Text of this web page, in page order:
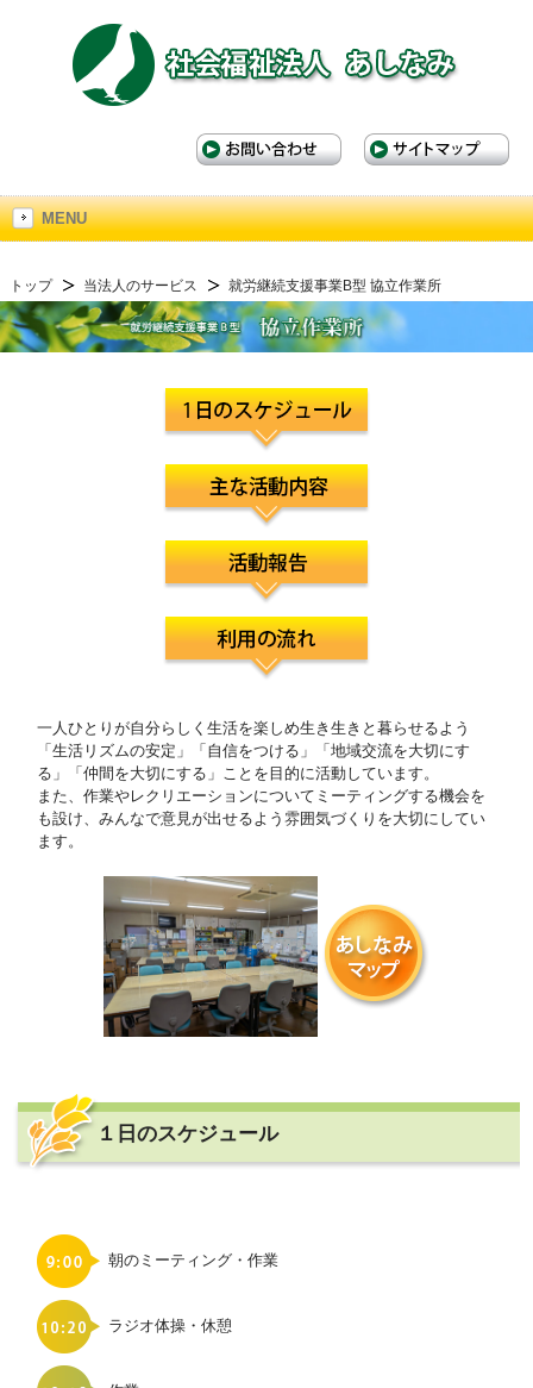
ジ
ャ
ン
サ
イ
ド
バ
MENU
トップ 当法人のサービス 就労継続支援事業B型 協立作業所
一人ひとりが自分らしく生活を楽しめ生き生きと暮らせるよう
「生活リズムの安定」「自信をつける」「地域交流を大切にす
る」「仲間を大切にする」ことを目的に活動しています。
また、作業やレクリエーションについてミーティングする機会を
も設け、みんなで意見が出せるよう雰囲気づくりを大切にしてい
ます。
１日のスケジュール
朝のミーティング・作業
ラジオ体操・休憩